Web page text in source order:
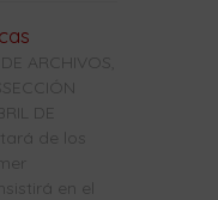
ARCHIVOS,
DE
de los
en el